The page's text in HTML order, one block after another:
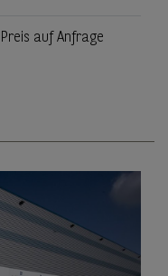
Preis auf Anfrage